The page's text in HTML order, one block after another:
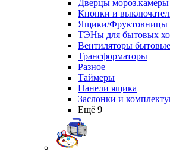
Дверцы мороз.камеры
Кнопки и
Ящики/Фруктовницы
ТЭНы для бытовых
Вентиляторы бытовые
Трансформаторы
Разное
Таймеры
Панели ящика
Заслонки и
Ещё 9